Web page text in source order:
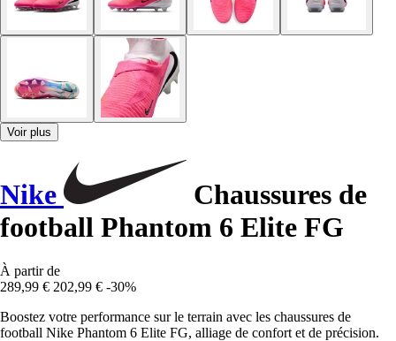
Voir plus
Nike
Chaussures de
football Phantom 6 Elite FG
À partir de
289,99 € 202,99 € -30%
Boostez votre performance sur le terrain avec les chaussures de
football Nike Phantom 6 Elite FG, alliage de confort et de précision.